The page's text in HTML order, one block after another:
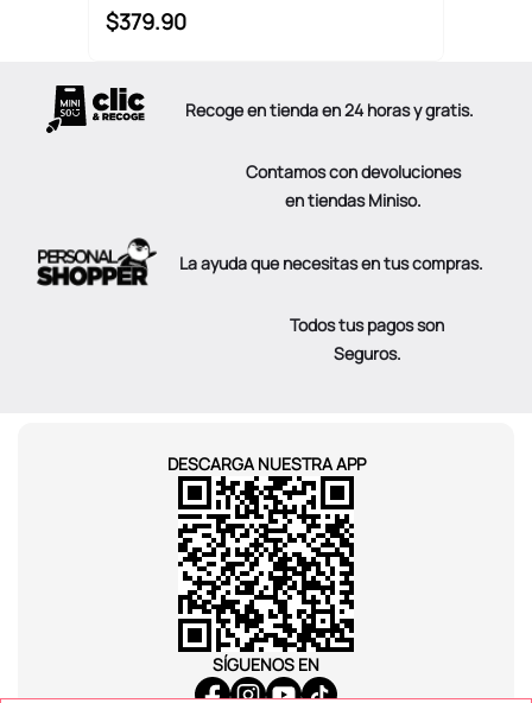
$379.90
Recoge en tienda en 24 horas y gratis.
Contamos con devoluciones
en tiendas Miniso.
La ayuda que necesitas en tus compras.
Todos tus pagos son
Seguros.
DESCARGA NUESTRA APP
SÍGUENOS EN